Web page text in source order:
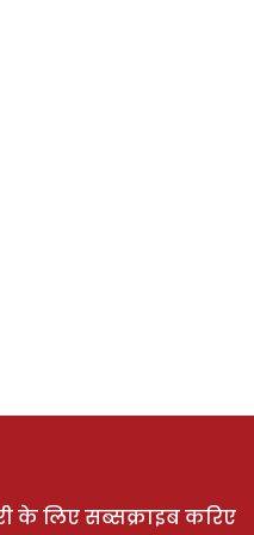
के लिए सब्सक्राइब करिए